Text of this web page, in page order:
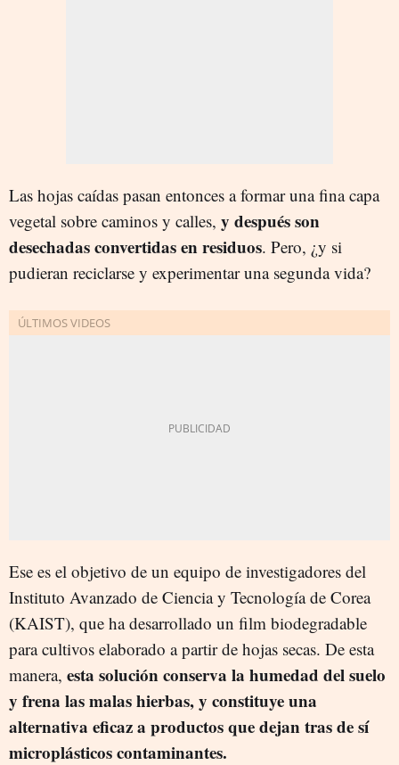
Las hojas caídas pasan entonces a formar una fina capa
vegetal sobre caminos y calles, y después son
desechadas convertidas en residuos. Pero, ¿y si
pudieran reciclarse y experimentar una segunda vida?
Ese es el objetivo de un equipo de investigadores del
Instituto Avanzado de Ciencia y Tecnología de Corea
(KAIST), que ha desarrollado un film biodegradable
para cultivos elaborado a partir de hojas secas. De esta
manera, esta soluciónconserva la humedad del suelo
y frena las malas hierbas,y constituye una
alternativa eficaz a productos que dejan tras de sí
microplásticoscontaminantes.